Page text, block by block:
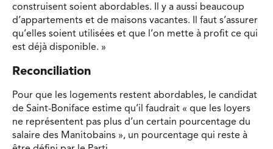
construisent soient abordables. Il y a aussi beaucoup
d’appartements et de maisons vacantes. Il faut s’assurer
qu’elles soient utilisées et que l’on mette à profit ce qui
est déjà disponible. »
Reconciliation
Pour que les logements restent abordables, le candidat
de Saint-Boniface estime qu’il faudrait « que les loyers
ne représentent pas plus d’un certain pourcentage du
salaire des Manitobains », un pourcentage qui reste à